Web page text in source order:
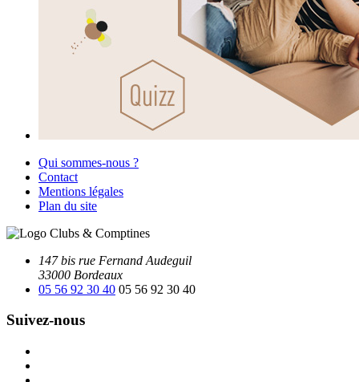
Qui sommes-nous ?
Contact
Mentions légales
Plan du site
147 bis rue Fernand Audeguil
33000 Bordeaux
05 56 92 30 40 05 56 92 30 40
Suivez-nous